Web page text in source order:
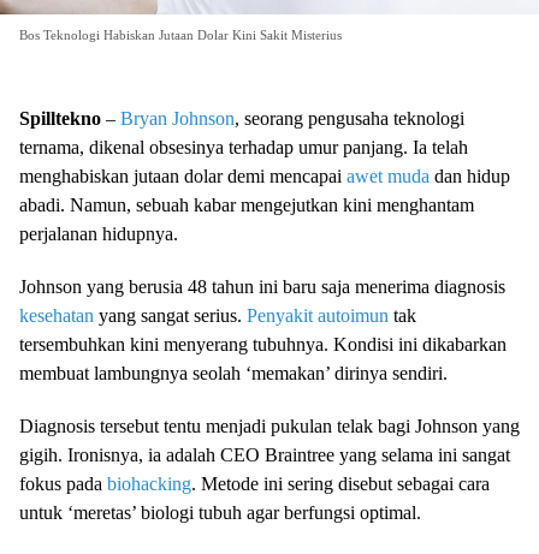
Bos Teknologi Habiskan Jutaan Dolar Kini Sakit Misterius
Spilltekno – Bryan Johnson, seorang pengusaha teknologi
ternama, dikenal obsesinya terhadap umur panjang. Ia telah
menghabiskan jutaan dolar demi mencapai awet muda dan hidup
abadi. Namun, sebuah kabar mengejutkan kini menghantam
perjalanan hidupnya.
Johnson yang berusia 48 tahun ini baru saja menerima diagnosis
kesehatan yang sangat serius. Penyakit autoimun tak
tersembuhkan kini menyerang tubuhnya. Kondisi ini dikabarkan
membuat lambungnya seolah ‘memakan’ dirinya sendiri.
Diagnosis tersebut tentu menjadi pukulan telak bagi Johnson yang
gigih. Ironisnya, ia adalah CEO Braintree yang selama ini sangat
fokus pada biohacking. Metode ini sering disebut sebagai cara
untuk ‘meretas’ biologi tubuh agar berfungsi optimal.